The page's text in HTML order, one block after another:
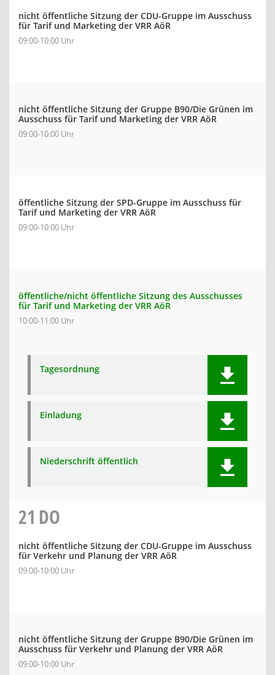
nicht öffentliche Sitzung der CDU-Gruppe im Ausschuss
für Tarif und Marketing der VRR AöR
09:00-10:00 Uhr
nicht öffentliche Sitzung der Gruppe B90/Die Grünen im
Ausschuss für Tarif und Marketing der VRR AöR
09:00-10:00 Uhr
öffentliche Sitzung der SPD-Gruppe im Ausschuss für
Tarif und Marketing der VRR AöR
09:00-10:00 Uhr
öffentliche/nicht öffentliche Sitzung des Ausschusses
für Tarif und Marketing der VRR AöR
10:00-11:00 Uhr
Tagesordnung
Einladung
Niederschrift öffentlich
21 DO
nicht öffentliche Sitzung der CDU-Gruppe im Ausschuss
für Verkehr und Planung der VRR AöR
09:00-10:00 Uhr
nicht öffentliche Sitzung der Gruppe B90/Die Grünen im
Ausschuss für Verkehr und Planung der VRR AöR
09:00-10:00 Uhr